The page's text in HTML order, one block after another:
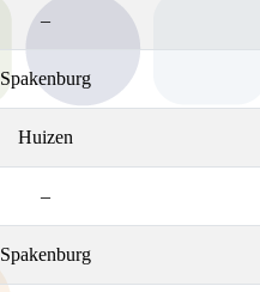
–
Spakenburg
Huizen
–
Spakenburg